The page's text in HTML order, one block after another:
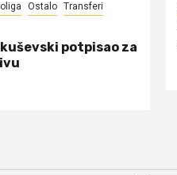
Ostalo Transferi
potpisao za